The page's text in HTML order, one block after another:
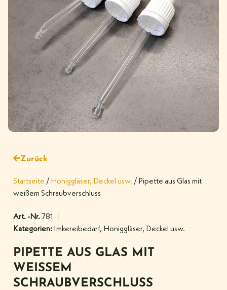
Zurück
Startseite / Honiggläser, Deckel usw. / Pipette aus Glas mit
weißem Schraubverschluss
Art. -Nr. 781
Kategorien: Imkereibedarf, Honiggläser, Deckel usw.
PIPETTE AUS GLAS MIT
WEISSEM S
CHRAUBVERSCHLUSS